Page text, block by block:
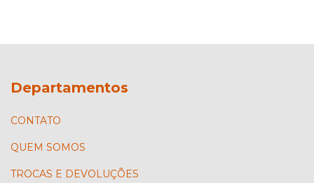
Departamentos
CONTATO
QUEM SOMOS
TROCAS E DEVOLUÇÕES